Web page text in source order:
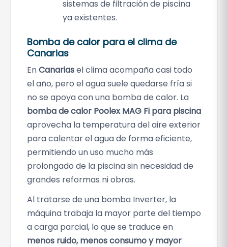
sistemas de filtración de piscina
ya existentes.
Bomba de calor para el clima de
Canarias
EnCanariasel clima acompaña casi todo
el año, pero el agua suele quedarse fría si
no se apoya con una bomba de calor. La
bomba de calor Poolex MAG Fi para piscina
aprovecha la temperatura del aire exterior
para calentar el agua de forma eficiente,
permitiendo un uso mucho más
prolongado de la piscina sin necesidad de
grandes reformas ni obras.
Al tratarse de una bomba Inverter, la
máquina trabaja la mayor parte del tiempo
a carga parcial, lo que se traduce en
menos ruido, menos consumo y mayor